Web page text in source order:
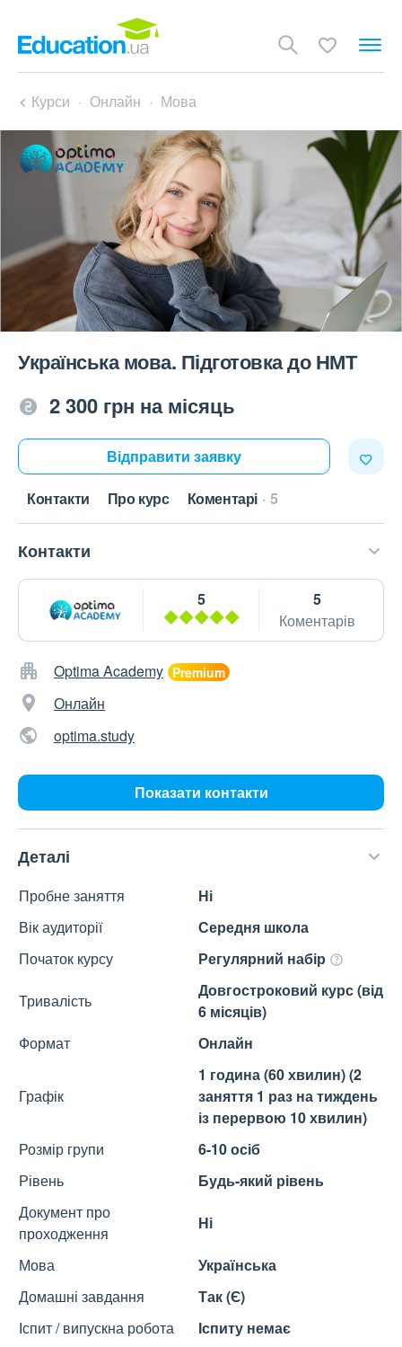
Курси Онлайн Мова
Українська мова. Підготовка до НМТ
2 300 грн на місяць
Відправити заявку
Контакти Про курс Коментарі 5
Контакти
5
5
Коментарів
Optima Academy
Онлайн
optima.study
Показати контакти
Деталі
Пробне заняття
Ні
Вік аудиторії
Середня школа
Початок курсу
Регулярний набір
Тривалість
Довгостроковий курс (від
6 місяців)
Формат
Онлайн
Графік
1 година (60 хвилин) (2
заняття 1 раз на тиждень
із перервою 10 хвилин)
Розмір групи
6-10 осіб
Рівень
Будь-який рівень
Документ про
проходження
Ні
Мова
Українська
Домашні завдання
Так (Є)
Іспит / випускна робота
Іспиту немає